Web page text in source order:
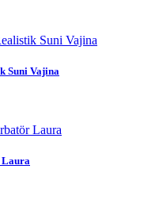
Suni Vajina
Laura